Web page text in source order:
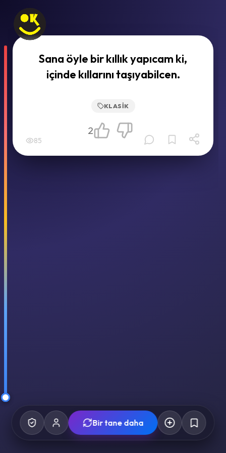
Sana öyle bir kıllık yapıcam ki,
içinde kıllarını taşıyabilcen.
KLASIK
85
2
Bir tane daha